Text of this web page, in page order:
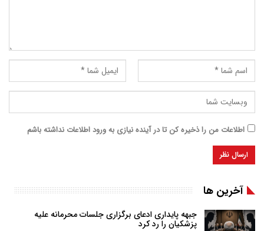
اطلاعات من را ذخیره کن تا در آینده نیازی به ورود اطلاعات نداشته باشم
آخرین ها
جبهه پایداری ادعای برگزاری جلسات محرمانه علیه
پزشکیان را رد کرد